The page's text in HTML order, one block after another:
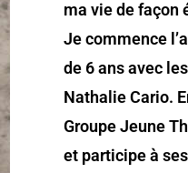
ma vie de façon
Je commence
de 6 ans avec
Nathalie Cario.
Groupe Jeune
et participe à